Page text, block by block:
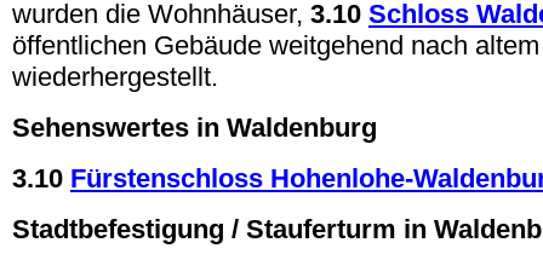
wurden die Wohnhäuser, 3.10 Schloss
öffentlichen Gebäude weitgehend nach
wiederhergestellt.
Sehenswertes in Waldenburg
3.10 Fürstenschloss Hohenlohe-
Stadtbefestigung / Stauferturm in